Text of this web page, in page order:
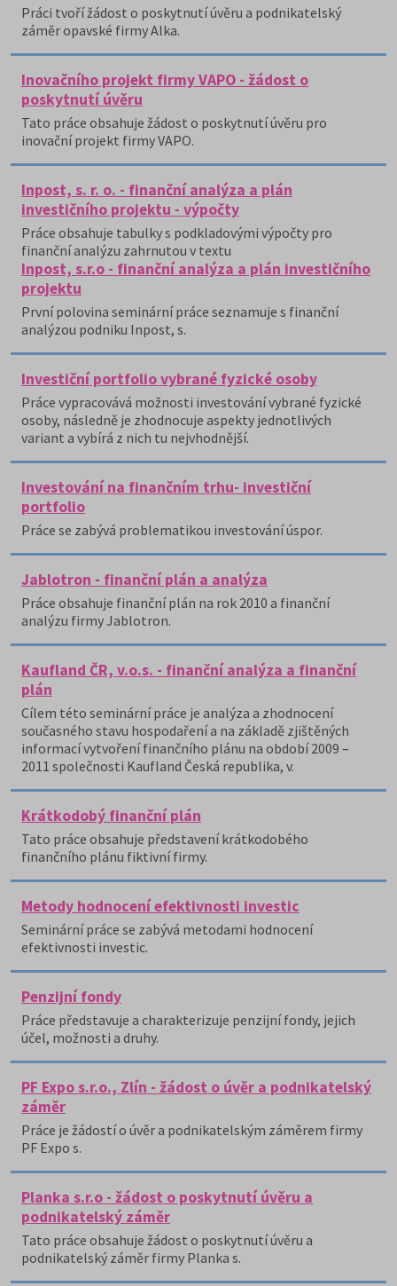
Práci tvoří žádost o poskytnutí úvěru a podnikatelský
záměr opavské firmy Alka.
Inovačního projekt firmy VAPO - žádost o
poskytnutí úvěru
Tato práce obsahuje žádost o poskytnutí úvěru pro
inovační projekt firmy VAPO.
Inpost, s. r. o. - finanční analýza a plán
investičního projektu - výpočty
Práce obsahuje tabulky s podkladovými výpočty pro
finanční analýzu zahrnutou v textu
Inpost, s.r.o - finanční analýza a plán investičního
projektu
První polovina seminární práce seznamuje s finanční
analýzou podniku Inpost, s.
Investiční portfolio vybrané fyzické osoby
Práce vypracovává možnosti investování vybrané fyzické
osoby, následně je zhodnocuje aspekty jednotlivých
variant a vybírá z nich tu nejvhodnější.
Investování na finančním trhu- investiční
portfolio
Práce se zabývá problematikou investování úspor.
Jablotron - finanční plán a analýza
Práce obsahuje finanční plán na rok 2010 a finanční
analýzu firmy Jablotron.
Kaufland ČR, v.o.s. - finanční analýza a finanční
plán
Cílem této seminární práce je analýza a zhodnocení
současného stavu hospodaření a na základě zjištěných
informací vytvoření finančního plánu na období 2009 –
2011 společnosti Kaufland Česká republika, v.
Krátkodobý finanční plán
Tato práce obsahuje představení krátkodobého
finančního plánu fiktivní firmy.
Metody hodnocení efektivnosti investic
Seminární práce se zabývá metodami hodnocení
efektivnosti investic.
Penzijní fondy
Práce představuje a charakterizuje penzijní fondy, jejich
účel, možnosti a druhy.
PF Expo s.r.o., Zlín - žádost o úvěr a podnikatelský
záměr
Práce je žádostí o úvěr a podnikatelským záměrem firmy
PF Expo s.
Planka s.r.o - žádost o poskytnutí úvěru a
podnikatelský záměr
Tato práce obsahuje žádost o poskytnutí úvěru a
podnikatelský záměr firmy Planka s.